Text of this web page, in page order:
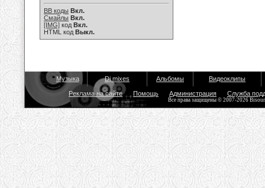
BB коды Вкл.
Смайлы Вкл.
[IMG] код Вкл.
HTML код Выкл.
Музыка Dj mixes Альбомы Видеоклипы
Реклама на сайте Помощь Администрация Служба
Все права защищены © 2007-2026